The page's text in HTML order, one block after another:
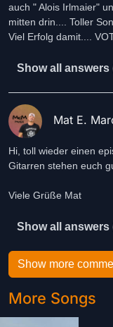
auch " Alois Irlmaier"
mitten drin.... Toller
Viel Erfolg damit....
Show all answers
Mat E.
Hi, toll wieder einen
Gitarren stehen euch
Viele Grüße Mat
Show all answers
Show more
More Songs